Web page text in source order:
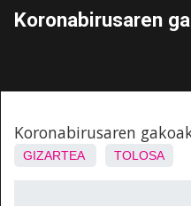
Koronabirusaren
Koronabirusaren
GIZARTEA TOLOSA